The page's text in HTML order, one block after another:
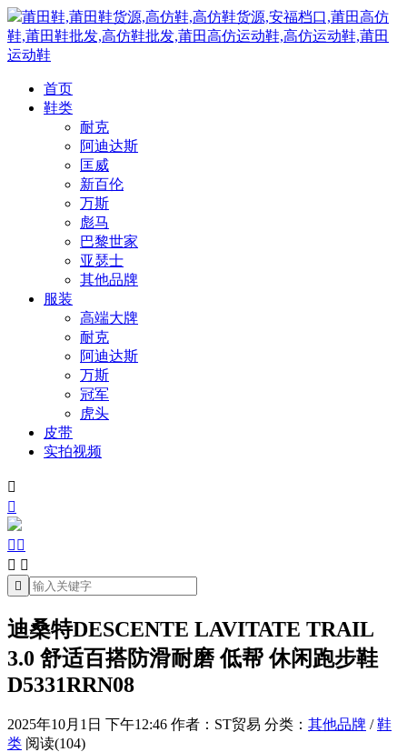
莆田鞋,莆田鞋货源,高仿鞋,高仿鞋货源,安福档口,莆田高仿
鞋,莆田鞋批发,高仿鞋批发,莆田高仿运动鞋,高仿运动鞋,莆田
运动鞋
首页
鞋类
耐克
阿迪达斯
匡威
新百伦
万斯
彪马
巴黎世家
亚瑟士
其他品牌
服装
高端大牌
耐克
阿迪达斯
万斯
冠军
虎头
皮带
实拍视频


 
 

迪桑特DESCENTE LAVITATE TRAIL
3.0 舒适百搭防滑耐磨 低帮 休闲跑步鞋
D5331RRN08
2025年10月1日 下午12:46 作者：ST贸易 分类： 其他品牌 /鞋
类 阅读(104)